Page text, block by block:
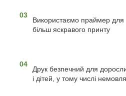
03
Використаємо праймер для
більш яскравого принту
04
Друк безпечний для
і дітей, у тому числі